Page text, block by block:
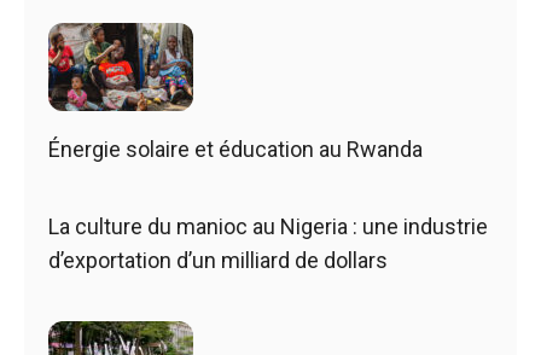
Énergie solaire et éducation au Rwanda
La culture du manioc au Nigeria : une industrie
d’exportation d’un milliard de dollars